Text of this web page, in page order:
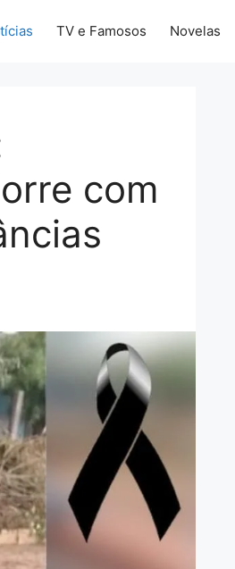
TV e Famosos Novelas
com